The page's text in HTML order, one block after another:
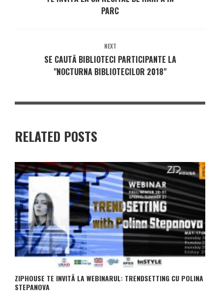
PARC
NEXT
SE CAUTĂ BIBLIOTECI PARTICIPANTE LA
"NOCTURNA BIBLIOTECILOR 2018"
RELATED POSTS
ZIPHOUSE TE INVITĂ LA WEBINARUL: TRENDSETTING CU POLINA
STEPANOVA